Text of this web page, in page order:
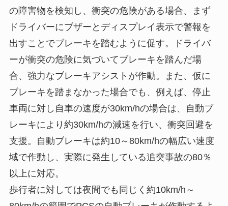
の障害物を検知し、衝突の危険がある場合、まず
ドライバーにブザーとディスプレイ表示で警報を
出すことでブレーキを踏むように促す。ドライバ
ーが衝突の危険に気づいてブレーキを踏んだ場
合、強力なブレーキアシストが作動。また、仮に
ブレーキを踏まなかった場合でも、例えば、停止
車両に対し自車の速度が30km/hの場合は、自動ブ
レーキにより約30km/hの減速を行い、衝突回避を
支援。自動ブレーキは約10～80km/hの幅広い速度
域で作動し、実際に発生している追突事故の80％
以上に対応。
歩行者に対しては夜間でも同じく約10km/h～